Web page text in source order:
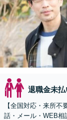
退職金未払
【全国対応・来所
話・メール・WEB相